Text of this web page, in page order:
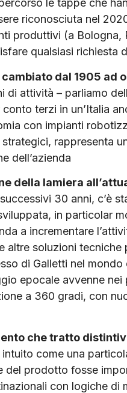
le tappe che
riconosciuta nel
produttivi (a Bologna,
qualsiasi richiesta
cambiato dal 1905 ad
di attività – parliamo
conto terzi in un’Italia
con impianti
rappresenta
dell’azienda
della lamiera
30 anni, c’è
in particolar
a incrementare
altre soluzioni tecniche
di Galletti nel
epocale avvenne
a 360 gradi, con
che tratto
intuito come una
del prodotto fosse
con logiche di